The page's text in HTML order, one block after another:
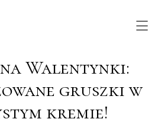
Walentynki:
gruszki w
kremie!